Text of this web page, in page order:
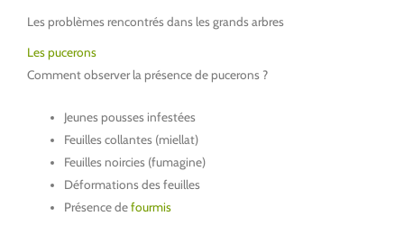
Les problèmes rencontrés dans les grands arbres
Les pucerons
Comment observer la présence de pucerons ?
Jeunes pousses infestées
Feuilles collantes (miellat)
Feuilles noircies (fumagine)
Déformations des feuilles
Présence defourmis